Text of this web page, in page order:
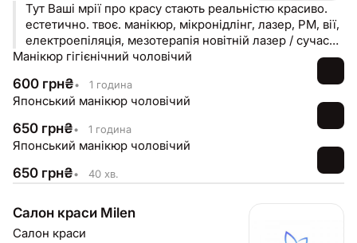
Тут Ваші мрії про красу стають реальністю красиво.
естетично. твоє. манікюр, мікронідлінг, лазер, PM, вії,
електроепіляція, мезотерапія новітній лазер / сучасні
методики
Манікюр гігієнічний чоловічий
600 грн₴• 1 година
Японський манікюр чоловічий
650 грн₴• 1 година
Японський манікюр чоловічий
650 грн₴• 40 хв.
Салон краси Milen
Салон краси